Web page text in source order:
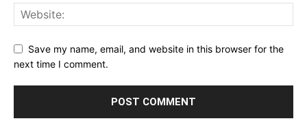
Save my name, email, and website in this browser for the
next time I comment.